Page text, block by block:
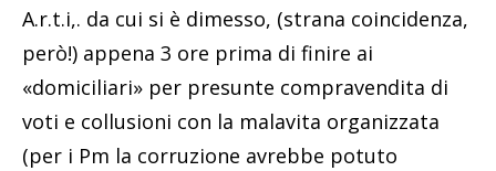
A.r.t.i,. da cui si è dimesso, (strana coincidenza,
però!) appena 3 ore prima di finire ai
«domiciliari» per presunte compravendita di
voti e collusioni con la malavita organizzata
(per i Pm la corruzione avrebbe potuto